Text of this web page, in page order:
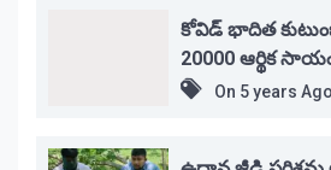
కోవిడ్ భాదిత
20000 ఆర్థిక
On 5 years Ago